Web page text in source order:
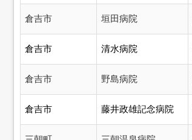
倉吉市 垣田病院
倉吉市 清水病院
倉吉市 野島病院
倉吉市 藤井政雄記念病院